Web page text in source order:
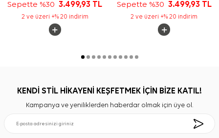
Sepette %303.499,93 TL
2 ve üzeri +% 20 indirim
Sepette %30 3.499,93 TL
2 ve üzeri +% 20 indirim
KENDİ STİL HİKAYENİ KEŞFETMEK İÇİN BİZE KATIL!
Kampanya ve yeniliklerden haberdar olmak için üye ol.